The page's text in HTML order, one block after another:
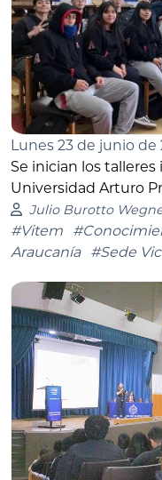
Lunes 23 de junio de
Se inician los
Universidad Arturo
Julio Burotto
#Vitem
Araucanía
#Sede